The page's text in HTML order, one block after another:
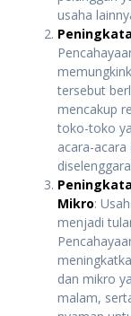
usaha
tersebut
mencakup
toko-toko
acara-
Mikro:
menjadi
dan mikro
malam,